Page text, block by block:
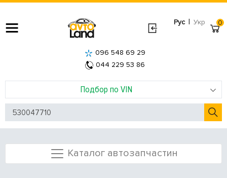
Рус | Укр
Подбор по VIN
096 548 69 29
044 229 53 86
0
Каталог автозапчастин